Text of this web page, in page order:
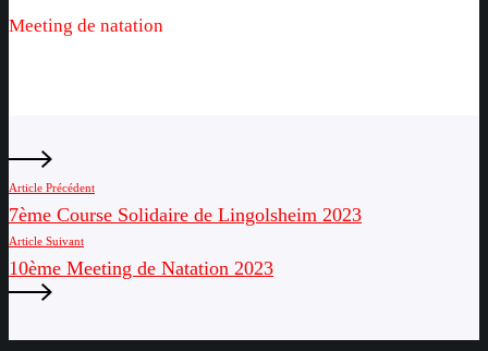
natation
Meeting de natation
Article Précédent
7ème Course Solidaire de Lingolsheim 2023
Article Suivant
10ème Meeting de Natation 2023